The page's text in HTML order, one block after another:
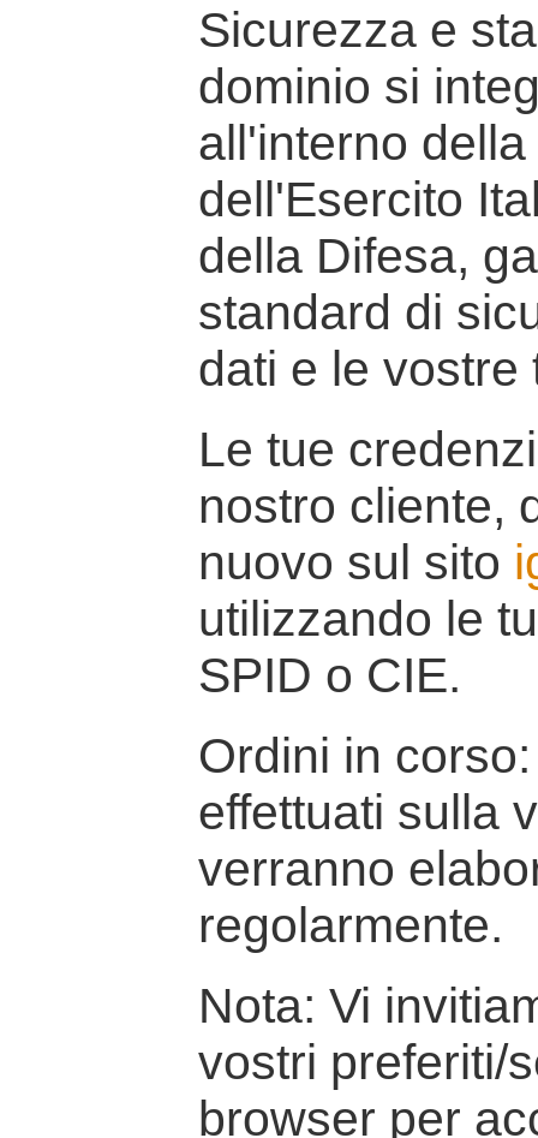
Sicurezza e
dominio si
all'interno
dell'Esercito
della Difesa,
standard di
dati e le vostre
Le tue
nostro cliente,
nuovo sul sito
utilizzando le
SPID o CIE.
Ordini in
effettuati sulla
verranno
regolarmente.
Nota: Vi
vostri preferiti/
browser per